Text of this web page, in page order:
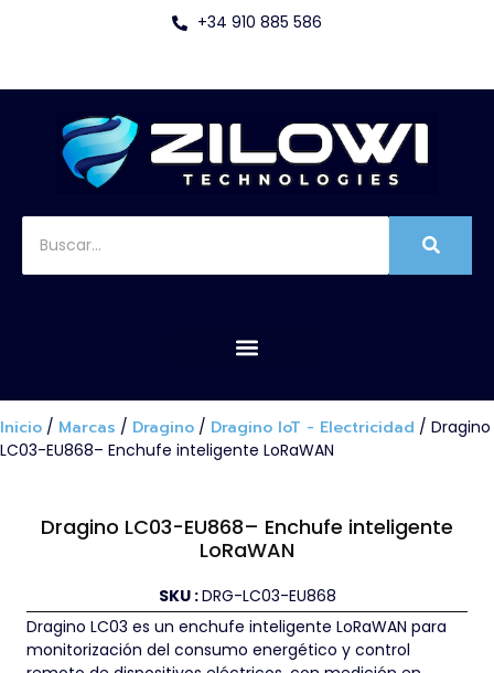
+34 910 885 586
Inicio / Marcas / Dragino / Dragino IoT - Electricidad / Dragino
LC03-EU868– Enchufe inteligente LoRaWAN
Dragino LC03-EU868– Enchufe inteligente
LoRaWAN
SKU :DRG-LC03-EU868
Dragino LC03 es un enchufe inteligente LoRaWAN para
monitorización del consumo energético y control